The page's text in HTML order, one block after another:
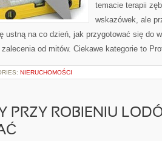
temacie terapii
wskazówek, ale
ustną na co dzień, jak przygotować się do
od mitów. Ciekawe kategorie to
NIERUCHOMOŚCI
PRZY ROBIENIU